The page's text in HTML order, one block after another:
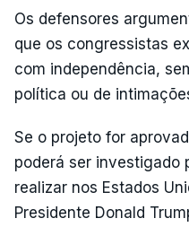
Os defensores
que os congressistas
com independência,
política ou de
Se o projeto for
poderá ser investigado
realizar nos Estados
Presidente Donald